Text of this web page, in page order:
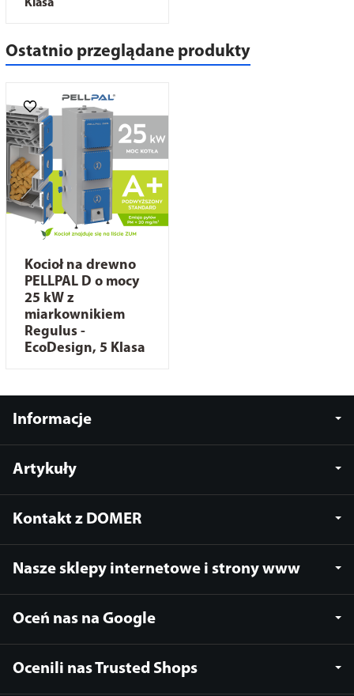
Klasa
Ostatnio przeglądane produkty
Kocioł na drewno
PELLPAL D o mocy
25 kW z
miarkownikiem
Regulus -
EcoDesign, 5 Klasa
Informacje
Artykuły
Kontakt z DOMER
Nasze sklepy internetowe i strony www
Oceń nas na Google
Ocenili nas Trusted Shops